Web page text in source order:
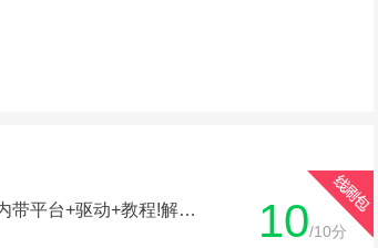
三星G3508J线刷专用刷机救砖固件包，内带平台+驱动+教程!解决手机黑屏/黑砖/定屏等已测 10/10分